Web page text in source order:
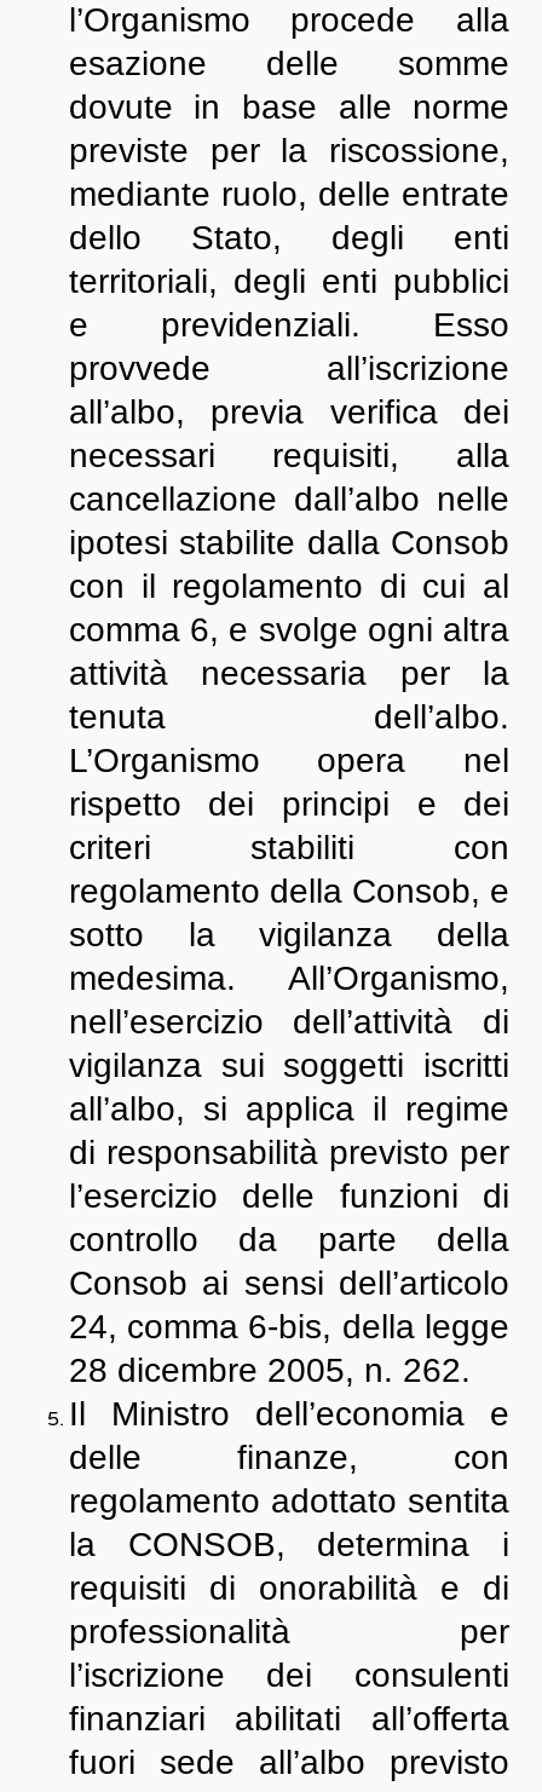
l’Organismo procede alla
esazione delle somme
dovute in base alle norme
previste per la riscossione,
mediante ruolo, delle entrate
dello Stato, degli enti
territoriali, degli enti pubblici
e previdenziali. Esso
provvede all’iscrizione
all’albo, previa verifica dei
necessari requisiti, alla
cancellazione dall’albo nelle
ipotesi stabilite dalla Consob
con il regolamento di cui al
comma 6, e svolge ogni altra
attività necessaria per la
tenuta dell’albo.
L’Organismo opera nel
rispetto dei principi e dei
criteri stabiliti con
regolamento della Consob, e
sotto la vigilanza della
medesima. All’Organismo,
nell’esercizio dell’attività di
vigilanza sui soggetti iscritti
all’albo, si applica il regime
di responsabilità previsto per
l’esercizio delle funzioni di
controllo da parte della
Consob ai sensi dell’articolo
24, comma 6-bis, della legge
28 dicembre 2005, n. 262.
Il Ministro dell’economia e
delle finanze, con
regolamento adottato sentita
la CONSOB, determina i
requisiti di onorabilità e di
professionalità per
l’iscrizione dei consulenti
finanziari abilitati all’offerta
fuori sede all’albo previsto